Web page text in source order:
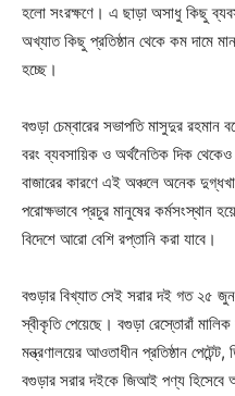
হলো সংরক্ষণে। এ ছাড়া অসাধু কিছু
অখ্যাত কিছু প্রতিষ্ঠান থেকে কম দামে
হচ্ছে।
বগুড়া চেম্বারের সভাপতি মাসুদুর
বরং ব্যবসায়িক ও অর্থনৈতিক দিক
বাজারের কারণে এই অঞ্চলে অনেক
পরোক্ষভাবে প্রচুর মানুষের কর্মসংস্থান
বিদেশে আরো বেশি রপ্তানি করা যাবে।
বগুড়ার বিখ্যাত সেই সরার দই গত ২৫
স্বীকৃতি পেয়েছে। বগুড়া রেস্তোরাঁ মালিক
মন্ত্রণালয়ের আওতাধীন প্রতিষ্ঠান
বগুড়ার সরার দইকে জিআই পণ্য